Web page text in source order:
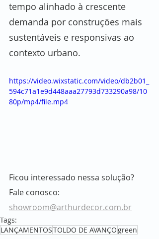
tempo alinhado à crescente
demanda por construções mais
sustentáveis e responsivas ao
contexto urbano.
https://video.wixstatic.com/video/db2b01_
594c71a1e9d448aaa27793d733290a98/10
80p/mp4/file.mp4
Ficou interessado nessa solução?
Fale conosco:
showroom@arthurdecor.com.br
Tags:
LANÇAMENTOSTOLDO DE AVANÇO green